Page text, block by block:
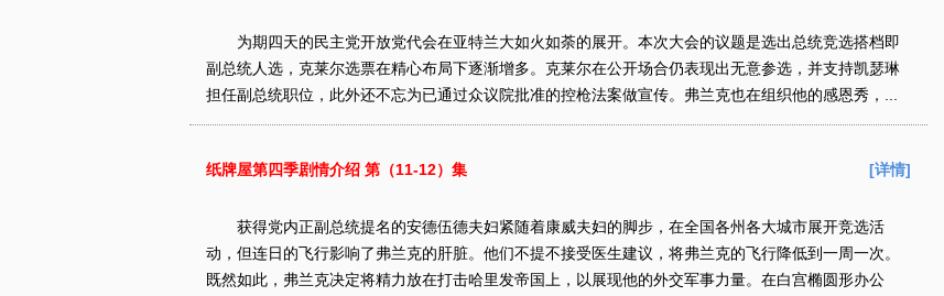
为期四天的民主党开放党代会在亚特兰大如火如荼的展开。本次大会的议题是选出总统竞选搭档即
副总统人选，克莱尔选票在精心布局下逐渐增多。克莱尔在公开场合仍表现出无意参选，并支持凯瑟琳
担任副总统职位，此外还不忘为已通过众议院批准的控枪法案做宣传。弗兰克也在组织他的感恩秀，...
纸牌屋第四季剧情介绍 第（11-12）集 [详情]
获得党内正副总统提名的安德伍德夫妇紧随着康威夫妇的脚步，在全国各州各大城市展开竞选活
动，但连日的飞行影响了弗兰克的肝脏。他们不提不接受医生建议，将弗兰克的飞行降低到一周一次。
既然如此，弗兰克决定将精力放在打击哈里发帝国上，以展现他的外交军事力量。在白宫椭圆形办公